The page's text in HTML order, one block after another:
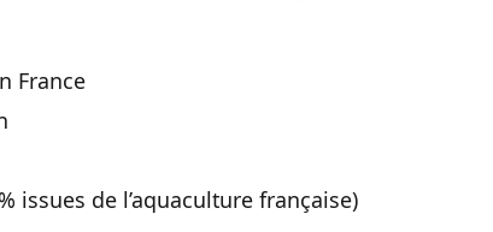
France
issues de l’aquaculture française)